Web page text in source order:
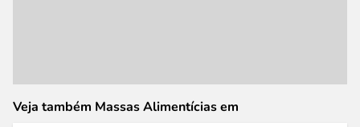
Veja também Massas Alimentícias em